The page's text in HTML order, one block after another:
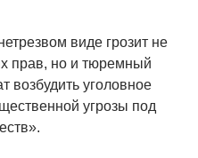
виде грозит не
прав, но и тюремный
возбудить уголовное
угрозы под